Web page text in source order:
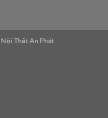
Nội Thất An Phát